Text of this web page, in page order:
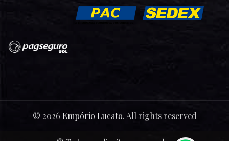
© 2026 Empório Lucato. All rights reserved